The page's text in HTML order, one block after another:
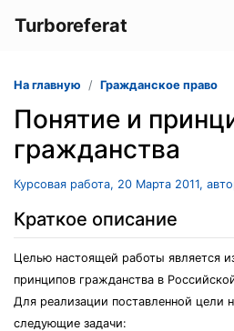
Turboreferat
На главную Гражданское право
Понятие и
гражданства
Курсовая работа, 20 Марта 2011,
Краткое описание
Целью настоящей работы является
принципов гражданства в
Для реализации поставленной цели
следующие задачи: